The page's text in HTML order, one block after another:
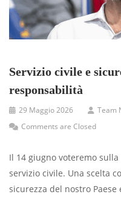
Servizio civile e
responsabilità
29 Maggio 2026 Team
Comments are Closed
Il 14 giugno voteremo
servizio civile. Una scelta
sicurezza del nostro